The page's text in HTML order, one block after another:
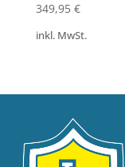
349,95 €
inkl. MwSt.